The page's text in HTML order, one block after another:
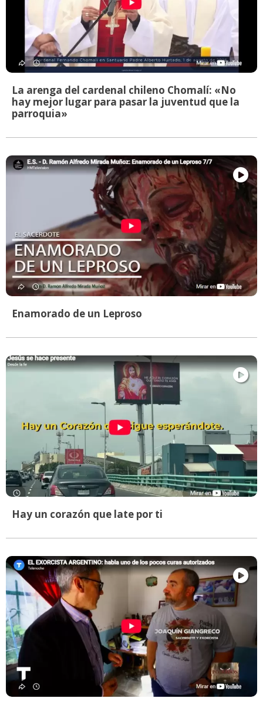
La arenga del cardenal chileno Chomalí: «No
hay mejor lugar para pasar la juventud que la
parroquia»
Enamorado de un Leproso
Hay un corazón que late por ti